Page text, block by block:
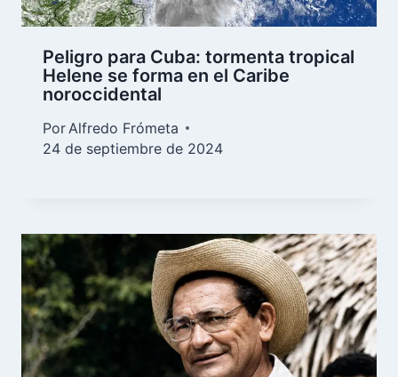
Peligro para Cuba: tormenta tropical
Helene se forma en el Caribe
noroccidental
Por Alfredo Frómeta
24 de septiembre de 2024